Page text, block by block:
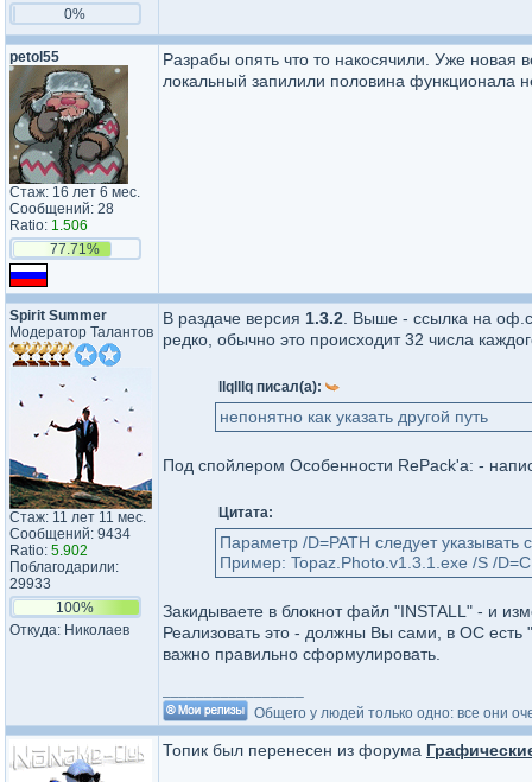
0%
petol55
Стаж: 16 лет 6 мес.
Сообщений: 28
Ratio: 1.506
77.71%
Разрабы опять что то накосячили. Уже
локальный запилили половина функционала
Spirit Summer
Модератор Талантов
Стаж: 11 лет 11 мес.
Сообщений: 9434
Ratio: 5.902
Поблагодарили:
29933
100%
Откуда: Николаев
В раздаче версия 1.3.2 . Выше - ссылка на
редко, обычно это происходит 32 числа
llqlllq писал(а):
непонятно как указать другой путь
Под спойлером Особенности RePack'a: -
Цитата:
Параметр /D=PATH следует
Пример: Topaz.Photo.v1.3.1.exe /S /
Закидываете в блокнот файл "INSTALL" - и
Реализовать это - должны Вы сами, в ОС есть
важно правильно сформулировать.
Общего у людей только одно: все они
Топик был перенесен из форума